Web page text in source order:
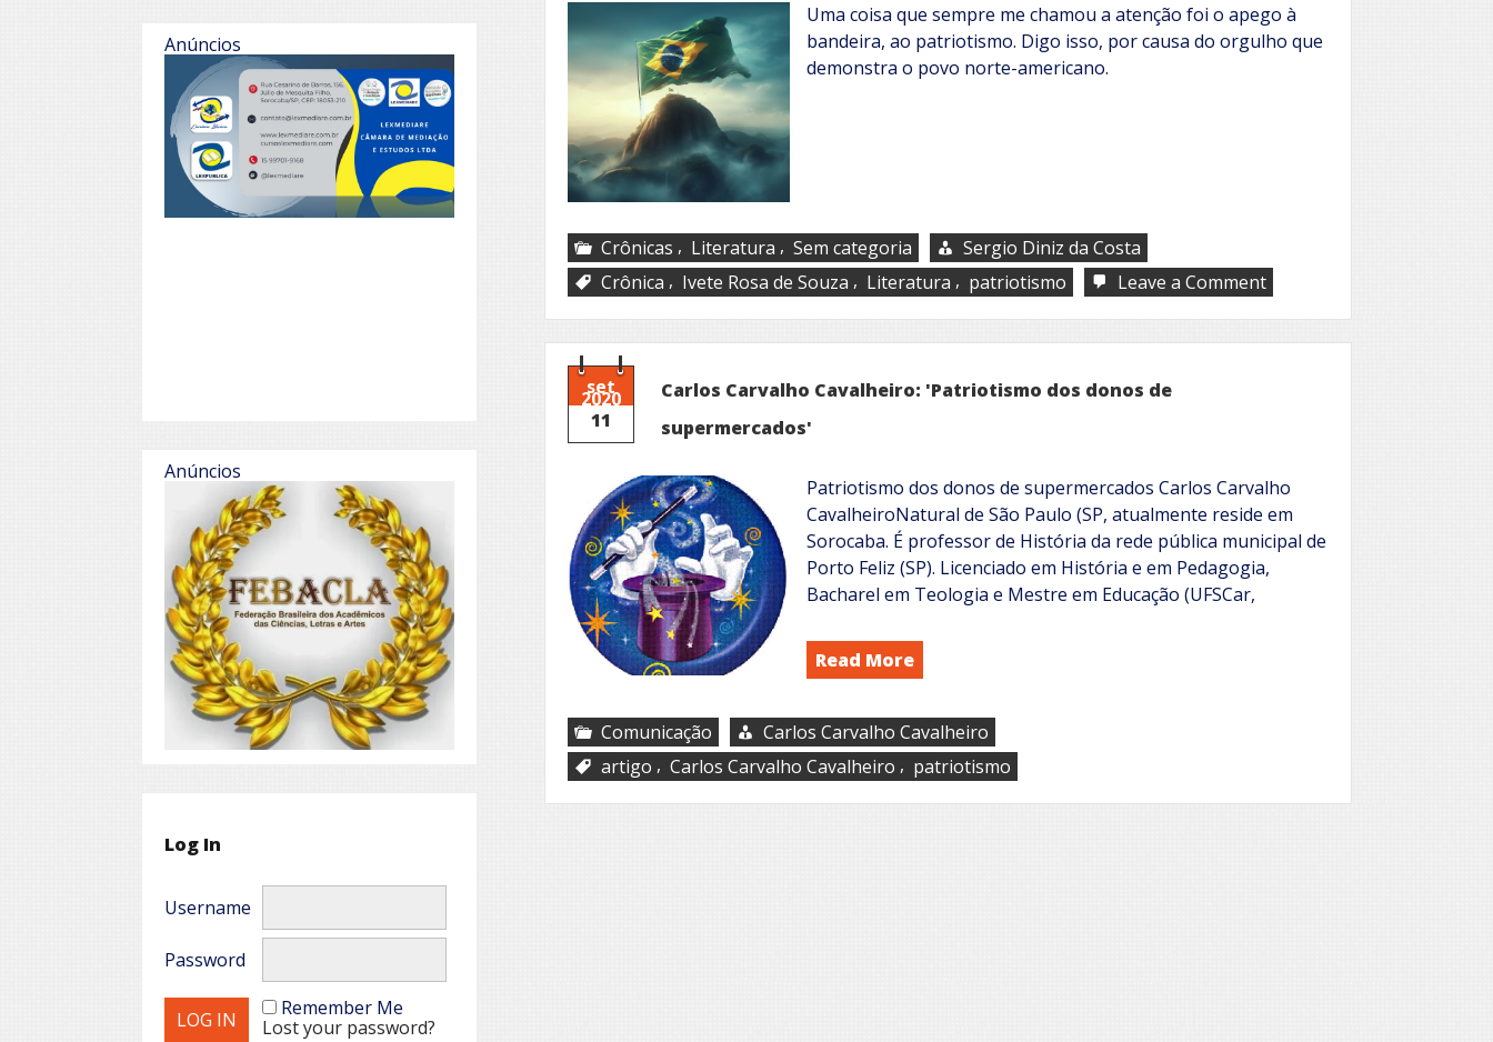
Uma coisa que sempre me chamou a atenção foi o apego à
bandeira, ao patriotismo. Digo isso, por causa do orgulho que
demonstra o povo norte-americano.
Crônicas , Literatura , Sem categoria
Sergio Diniz da Costa
Crônica , Ivete Rosa de Souza , Literatura , patriotismo Leave a Commenton
Patriotismo
set
2020
11
Carlos Carvalho Cavalheiro: 'Patriotismo dos donos de
supermercados'
Patriotismo dos donos de supermercados Carlos Carvalho
CavalheiroNatural de São Paulo (SP, atualmente reside em
Sorocaba. É professor de História da rede pública municipal de
Porto Feliz (SP). Licenciado em História e em Pedagogia,
Bacharel em Teologia e Mestre em Educação (UFSCar,
Read More
Comunicação
Carlos Carvalho Cavalheiro
artigo , Carlos Carvalho Cavalheiro , patriotismo
Anúncios
Anúncios
Log In
Username
Password
Remember Me
Lost your password?